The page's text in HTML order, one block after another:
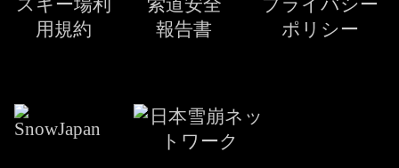
用規約
報告書
ポリシー